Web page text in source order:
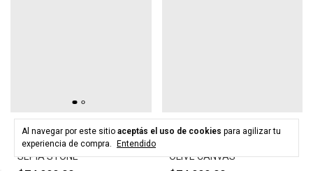
Al navegar por este sitio aceptás el uso de cookies para agilizar tu
experiencia de compra.
Entendido
HURLEY
Gorra HURLEY LEVELS HAT -
SEPIA STONE
HURLEY
OLIVE CANVAS